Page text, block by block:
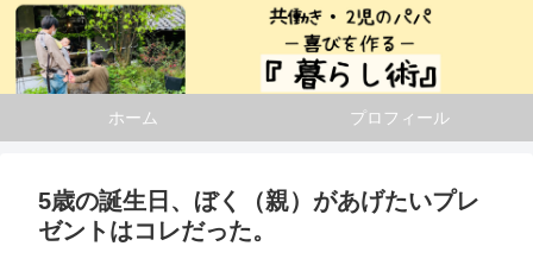
ホーム プロフィール
5歳の誕生日、ぼく（親）があげたいプレ
ゼントはコレだった。